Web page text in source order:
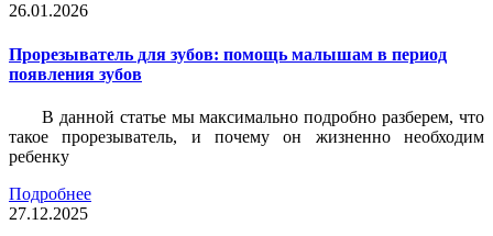
26.01.2026
Прорезыватель для зубов: помощь малышам в период
появления зубов
В данной статье мы максимально подробно разберем, что
такое прорезыватель, и почему он жизненно необходим
ребенку
Подробнее
27.12.2025